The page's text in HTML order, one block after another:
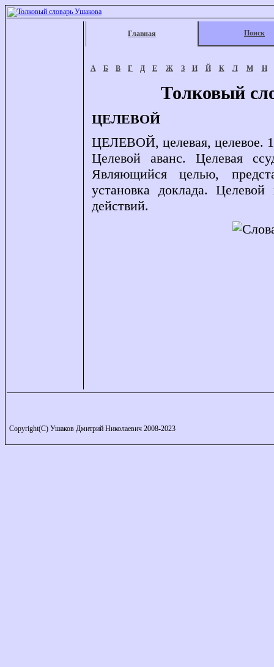
Главная Поиск
А Б В Г Д Е Ж З И Й К Л М Н
Толковый
ЦЕЛЕВОЙ
ЦЕЛЕВОЙ, целевая, целевое.
Целевой аванс. Целевая
Являющийся целью,
установка доклада. Целевой
действий.
Copyright(C) Ушаков Дмитрий Николаевич 2008-2023